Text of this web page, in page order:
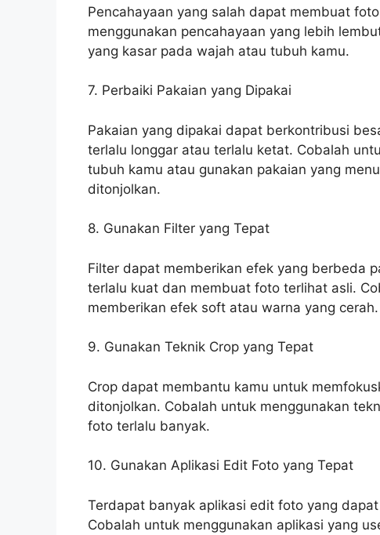
Pencahayaan yang salah dapat membuat
menggunakan pencahayaan yang lebih
yang kasar pada wajah atau tubuh kamu.
7. Perbaiki Pakaian yang Dipakai
Pakaian yang dipakai dapat berkontribusi
terlalu longgar atau terlalu ketat. Cobalah
tubuh kamu atau gunakan pakaian yang
ditonjolkan.
8. Gunakan Filter yang Tepat
Filter dapat memberikan efek yang berbeda
terlalu kuat dan membuat foto terlihat asli.
memberikan efek soft atau warna yang cerah.
9. Gunakan Teknik Crop yang Tepat
Crop dapat membantu kamu untuk
ditonjolkan. Cobalah untuk menggunakan
foto terlalu banyak.
10. Gunakan Aplikasi Edit Foto yang Tepat
Terdapat banyak aplikasi edit foto yang
Cobalah untuk menggunakan aplikasi yang